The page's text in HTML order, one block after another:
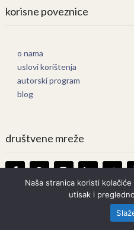
korisne poveznice
o nama
uslovi korištenja
autorski program
blog
društvene mreže
Knjige Online
Prava zadržana.
Naša stranica koristi
utisak i